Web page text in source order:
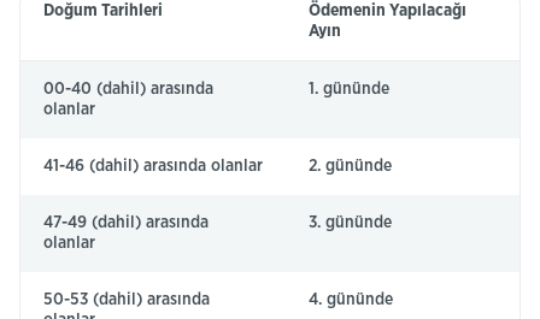
Sandığı
Günleri
Doğum Tarihleri
Ödemenin Yapılacağı
Ayın
00-40 (dahil) arasında
olanlar
1. gününde
41-46 (dahil) arasında olanlar 2. gününde
47-49 (dahil) arasında
olanlar
3. gününde
50-53 (dahil) arasında
4. gününde